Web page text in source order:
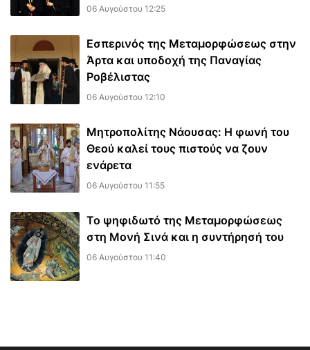
06 Αυγούστου 12:25
Εσπερινός της Μεταμορφώσεως στην
Άρτα και υποδοχή της Παναγίας
Ροβέλιστας
06 Αυγούστου 12:10
Μητροπολίτης Νάουσας: Η φωνή του
Θεού καλεί τους πιστούς να ζουν
ενάρετα
06 Αυγούστου 11:55
Το ψηφιδωτό της Μεταμορφώσεως
στη Μονή Σινά και η συντήρησή του
06 Αυγούστου 11:40